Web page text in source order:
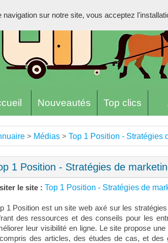
Nouveautés Top clics
> Médias > Top 1 Position - Stratégies
1 Position - Stratégies de
le site : Top 1 Position - Stratégies de
1 Position est un site web axé sur les
des ressources et des conseils pour les
leur visibilité en ligne. Le site propose
des articles, des études de cas, et des
navigation sur notre site, vous acceptez